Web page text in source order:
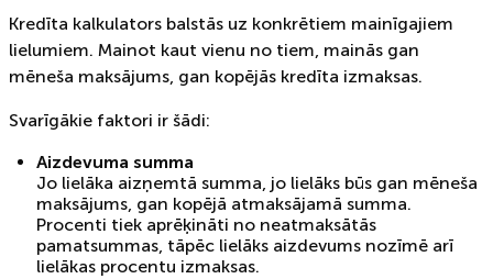
Kredīta kalkulators balstās uz konkrētiem mainīgajiem
lielumiem. Mainot kaut vienu no tiem, mainās gan
mēneša maksājums, gan kopējās kredīta izmaksas.
Svarīgākie faktori ir šādi:
Aizdevuma summa
Jo lielāka aizņemtā summa, jo lielāks būs gan mēneša
maksājums, gan kopējā atmaksājamā summa.
Procenti tiek aprēķināti no neatmaksātās
pamatsummas, tāpēc lielāks aizdevums nozīmē arī
lielākas procentu izmaksas.